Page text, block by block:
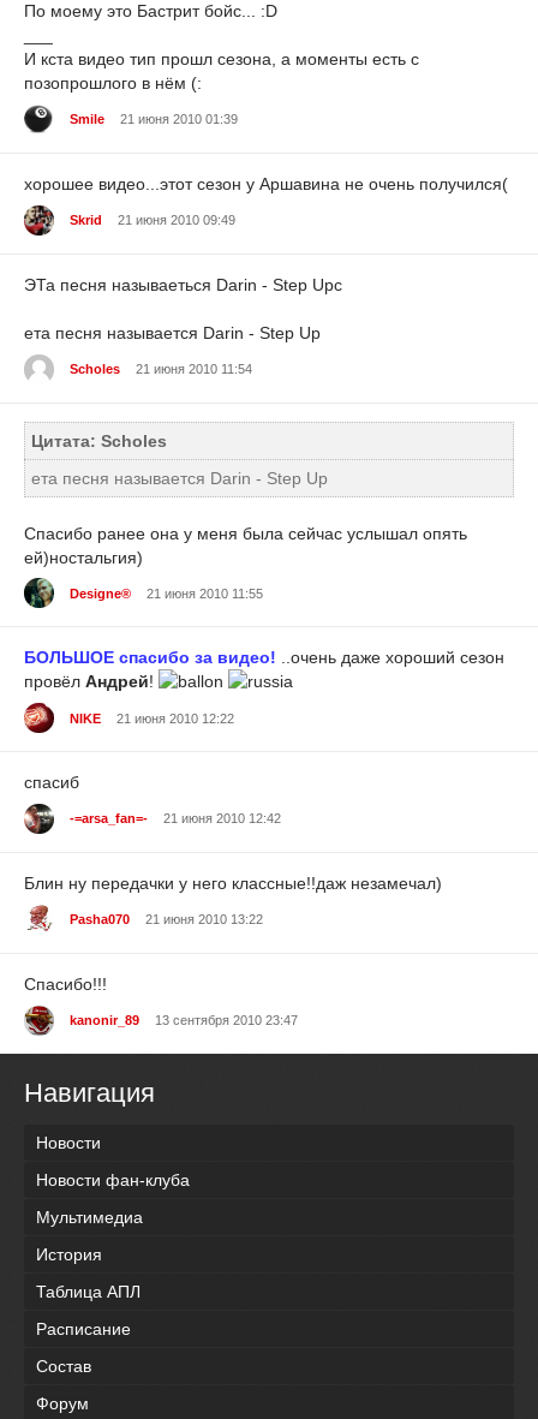
По моему это Бастрит бойс... :D
И кста видео тип прошл сезона, а моменты есть с
позопрошлого в нём (:
Smile 21 июня 2010 01:39
хорошее видео...этот сезон у Аршавина не очень получился(
Skrid 21 июня 2010 09:49
ЭТа песня называеться Darin - Step Upс
ета песня называется Darin - Step Up
Scholes 21 июня 2010 11:54
Цитата: Scholes
ета песня называется Darin - Step Up
Спасибо ранее она у меня была сейчас услышал опять
ей)ностальгия)
Designe® 21 июня 2010 11:55
БОЛЬШОЕ спасибо за видео! ..очень даже хороший сезон
провёл Андрей!
NIKE 21 июня 2010 12:22
спасиб
-=arsa_fan=- 21 июня 2010 12:42
Блин ну передачки у него классные!!даж незамечал)
Pasha070 21 июня 2010 13:22
Спасибо!!!
kanonir_89 13 сентября 2010 23:47
Навигация
Новости
Новости фан-клуба
Мультимедиа
История
Таблица АПЛ
Расписание
Состав
Форум